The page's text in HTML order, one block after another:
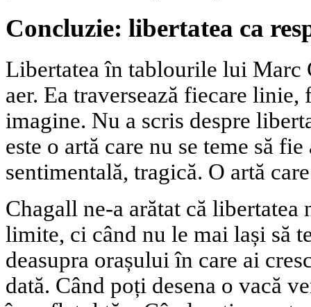
Concluzie: libertatea ca
Libertatea în tablourile lui Marc
aer. Ea traversează fiecare
imagine. Nu a scris despre
este o artă care nu se teme să
sentimentală, tragică. O artă
Chagall ne-a arătat că libertatea
limite, ci când nu le mai lași să
deasupra orașului în care ai
dată. Când poți desena o vacă